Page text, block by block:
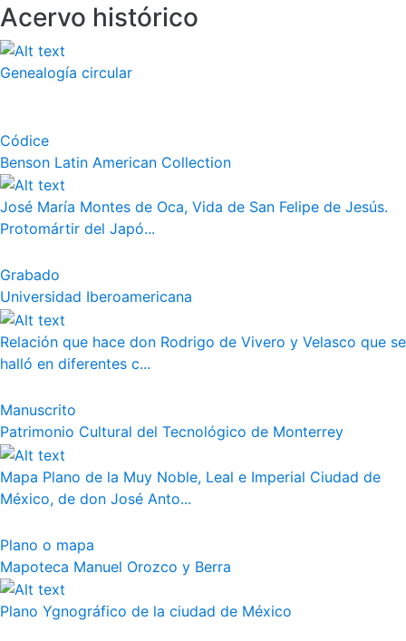
Acervo histórico
Genealogía circular
Códice
Benson Latin American Collection
José María Montes de Oca, Vida de San Felipe de Jesús.
Protomártir del Japó...
Grabado
Universidad Iberoamericana
Relación que hace don Rodrigo de Vivero y Velasco que se
halló en diferentes c...
Manuscrito
Patrimonio Cultural del Tecnológico de Monterrey
Mapa Plano de la Muy Noble, Leal e Imperial Ciudad de
México, de don José Anto...
Plano o mapa
Mapoteca Manuel Orozco y Berra
Plano Ygnográfico de la ciudad de México